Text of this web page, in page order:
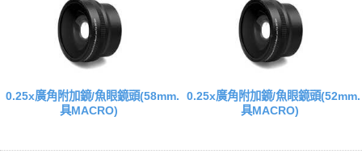
0.25x廣角附加鏡/魚眼鏡頭(58mm.
具MACRO)
0.25x廣角附加鏡/魚眼鏡頭(52mm.
具MACRO)